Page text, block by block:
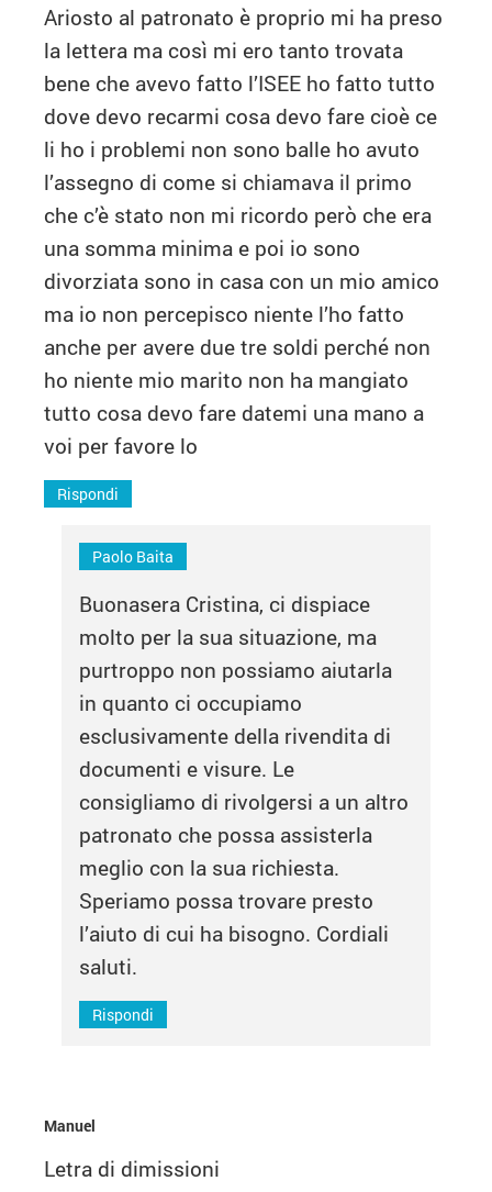
Ariosto al patronato è proprio mi ha preso
la lettera ma così mi ero tanto trovata
bene che avevo fatto l’ISEE ho fatto tutto
dove devo recarmi cosa devo fare cioè ce
li ho i problemi non sono balle ho avuto
l’assegno di come si chiamava il primo
che c’è stato non mi ricordo però che era
una somma minima e poi io sono
divorziata sono in casa con un mio amico
ma io non percepisco niente l’ho fatto
anche per avere due tre soldi perché non
ho niente mio marito non ha mangiato
tutto cosa devo fare datemi una mano a
voi per favore lo
Rispondi
Paolo Baita
Buonasera Cristina, ci dispiace
molto per la sua situazione, ma
purtroppo non possiamo aiutarla
in quanto ci occupiamo
esclusivamente della rivendita di
documenti e visure. Le
consigliamo di rivolgersi a un altro
patronato che possa assisterla
meglio con la sua richiesta.
Speriamo possa trovare presto
l’aiuto di cui ha bisogno. Cordiali
saluti.
Rispondi
Manuel
Letra di dimissioni